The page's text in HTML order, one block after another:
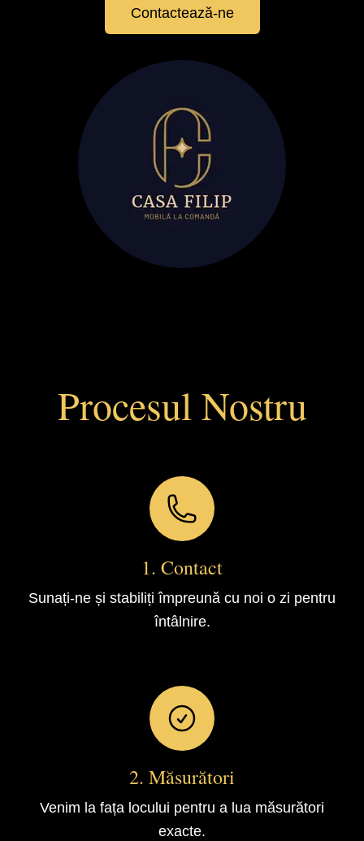
Contactează-ne
Procesul Nostru
1. Contact
Sunați-ne și stabiliți împreună cu noi o zi pentru
întâlnire.
2. Măsurători
Venim la fața locului pentru a lua măsurători
exacte.